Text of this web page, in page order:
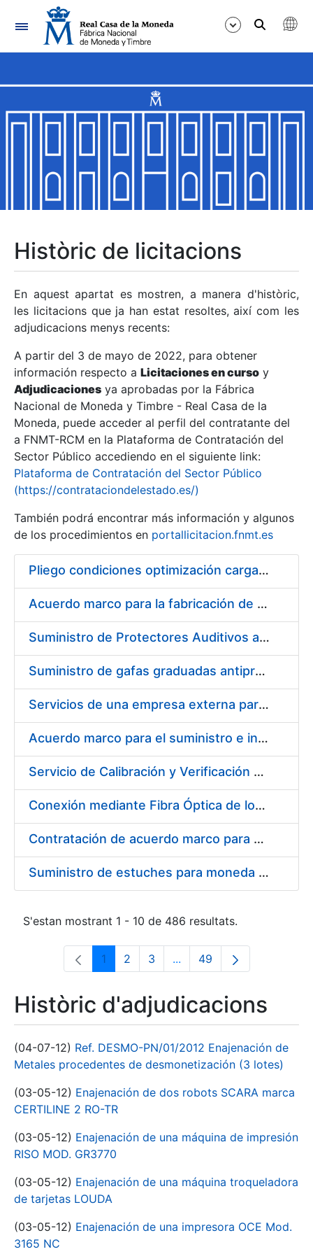
Navegació
Mostra/Amaga
Mostra/Amaga
Mostra/Amaga
Mostra/Amaga
Mostra/Amaga
Mostra/Amaga
Històric de licitacions
En aquest apartat es mostren, a manera d'històric,
les licitacions que ja han estat resoltes, així com les
adjudicacions menys recents:
A partir del 3 de mayo de 2022, para obtener
información respecto a Licitaciones en curso y
Adjudicaciones ya aprobadas por la Fábrica
Nacional de Moneda y Timbre - Real Casa de la
Moneda, puede acceder al perfil del contratante del
a FNMT-RCM en la Plataforma de Contratación del
Sector Público accediendo en el siguiente link:
Plataforma de Contratación del Sector Público
(https://contrataciondelestado.es/)
También podrá encontrar más información y algunos
de los procedimientos en portallicitacion.fnmt.es
Pliego condiciones optimización cargas compras firmado
Acuerdo marco para la fabricación de piezas
Suministro de Protectores Auditivos a medida para las personas trabajadoras de los Centros de Trabajo de Madrid y Burgos
Suministro de gafas graduadas antiproyecciones para los trabajadores de la FNMT-RCM en los centros de trabajo de Madrid y Burgos
Servicios de una empresa externa para el asesoramiento y resolución de los recursos de alzada que se presentan relacionados con procesos de selección para la FNMT-RCM
Acuerdo marco para el suministro e instalación de persianas, estores y otros complementos
Servicio de Calibración y Verificación Externa de los Equipos de Medición del Servicio de Prevención de la FNMT-RCM
Conexión mediante Fibra Óptica de los Centros de Proceso de Datos (CPDs) de las sedes de la FNMT-RCM de Burgos y Madrid
Contratación de acuerdo marco para el Suministro de Material de Electricidad para la Fábrica Nacional de Moneda y Timbre-Real Casa de la Moneda en su centro de trabajo de Burgos
Suministro de estuches para moneda de 30 €
S'estan mostrant 1 - 10 de 486 resultats.
Pàgina
1 Pàgina
2 Pàgina
3 ...Pàgines intermèdies
Pàgina
49
Històric d'adjudicacions
(04-07-12) Ref. DESMO-PN/01/2012 Enajenación de
Metales procedentes de desmonetización (3 lotes)
(03-05-12) Enajenación de dos robots SCARA marca
CERTILINE 2 RO-TR
(03-05-12) Enajenación de una máquina de impresión
RISO MOD. GR3770
(03-05-12) Enajenación de una máquina troqueladora
de tarjetas LOUDA
(03-05-12) Enajenación de una impresora OCE Mod.
3165 NC